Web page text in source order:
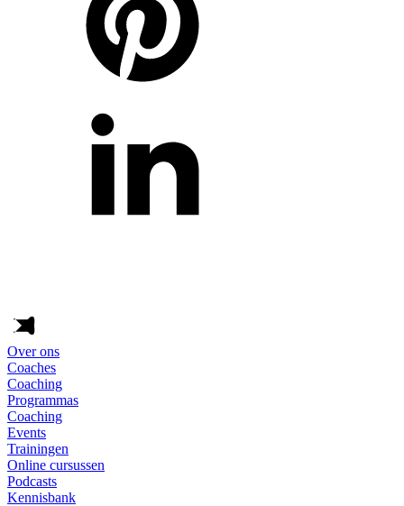
Over ons
Coaches
Coaching
Programmas
Coaching
Events
Trainingen
Online cursussen
Podcasts
Kennisbank